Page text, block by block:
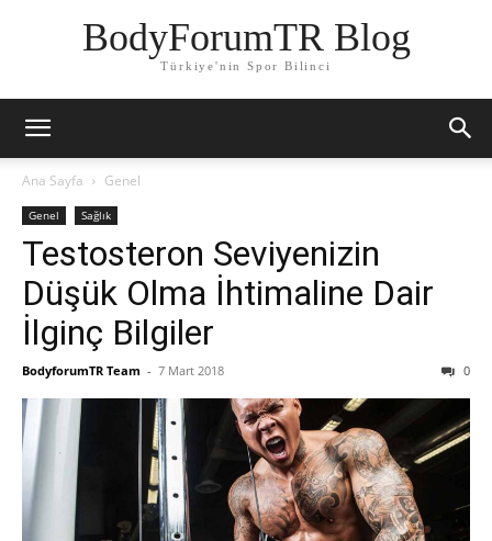
BodyForumTR Blog
Türkiye'nin Spor Bilinci
Ana Sayfa Genel
Genel Sağlık
Testosteron Seviyenizin
Düşük Olma İhtimaline Dair
İlginç Bilgiler
BodyforumTR Team - 7 Mart 2018 0